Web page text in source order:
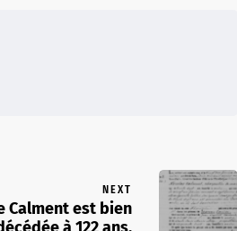
NEXT
Calment est bien